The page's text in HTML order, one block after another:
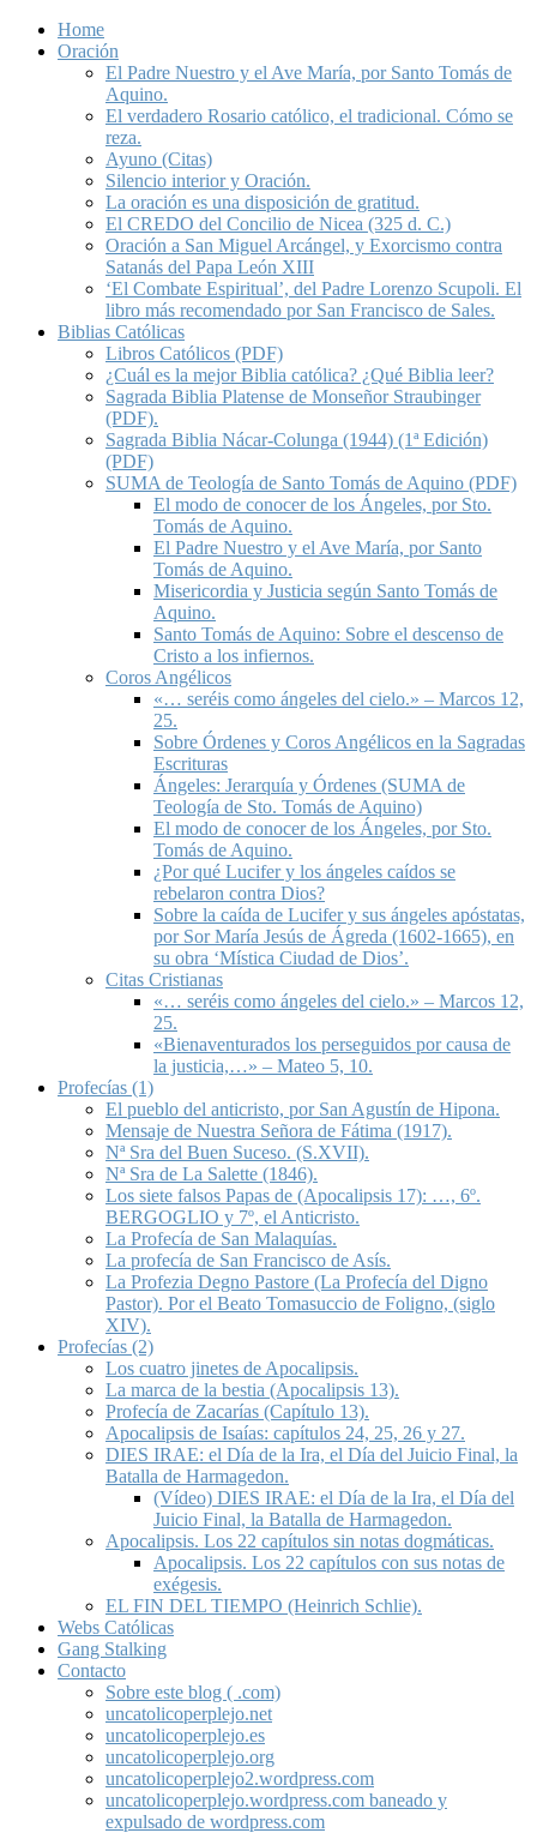
Home
Oración
El Padre Nuestro y el Ave María, por Santo Tomás de
Aquino.
El verdadero Rosario católico, el tradicional. Cómo se
reza.
Ayuno (Citas)
Silencio interior y Oración.
La oración es una disposición de gratitud.
El CREDO del Concilio de Nicea (325 d. C.)
Oración a San Miguel Arcángel, y Exorcismo contra
Satanás del Papa León XIII
‘El Combate Espiritual’, del Padre Lorenzo Scupoli. El
libro más recomendado por San Francisco de Sales.
Biblias Católicas
Libros Católicos (PDF)
¿Cuál es la mejor Biblia católica? ¿Qué Biblia leer?
Sagrada Biblia Platense de Monseñor Straubinger
(PDF).
Sagrada Biblia Nácar-Colunga (1944) (1ª Edición)
(PDF)
SUMA de Teología de Santo Tomás de Aquino (PDF)
El modo de conocer de los Ángeles, por Sto.
Tomás de Aquino.
El Padre Nuestro y el Ave María, por Santo
Tomás de Aquino.
Misericordia y Justicia según Santo Tomás de
Aquino.
Santo Tomás de Aquino: Sobre el descenso de
Cristo a los infiernos.
Coros Angélicos
«… seréis como ángeles del cielo.» – Marcos 12,
25.
Sobre Órdenes y Coros Angélicos en la Sagradas
Escrituras
Ángeles: Jerarquía y Órdenes (SUMA de
Teología de Sto. Tomás de Aquino)
El modo de conocer de los Ángeles, por Sto.
Tomás de Aquino.
¿Por qué Lucifer y los ángeles caídos se
rebelaron contra Dios?
Sobre la caída de Lucifer y sus ángeles apóstatas,
por Sor María Jesús de Ágreda (1602-1665), en
su obra ‘Mística Ciudad de Dios’.
Citas Cristianas
«… seréis como ángeles del cielo.» – Marcos 12,
25.
«Bienaventurados los perseguidos por causa de
la justicia,…» – Mateo 5, 10.
Profecías (1)
El pueblo del anticristo, por San Agustín de Hipona.
Mensaje de Nuestra Señora de Fátima (1917).
Nª Sra del Buen Suceso. (S.XVII).
Nª Sra de La Salette (1846).
Los siete falsos Papas de (Apocalipsis 17): …, 6º.
BERGOGLIO y 7º, el Anticristo.
La Profecía de San Malaquías.
La profecía de San Francisco de Asís.
La Profezia Degno Pastore (La Profecía del Digno
Pastor). Por el Beato Tomasuccio de Foligno, (siglo
XIV).
Profecías (2)
Los cuatro jinetes de Apocalipsis.
La marca de la bestia (Apocalipsis 13).
Profecía de Zacarías (Capítulo 13).
Apocalipsis de Isaías: capítulos 24, 25, 26 y 27.
DIES IRAE: el Día de la Ira, el Día del Juicio Final, la
Batalla de Harmagedon.
(Vídeo) DIES IRAE: el Día de la Ira, el Día del
Juicio Final, la Batalla de Harmagedon.
Apocalipsis. Los 22 capítulos sin notas dogmáticas.
Apocalipsis. Los 22 capítulos con sus notas de
exégesis.
EL FIN DEL TIEMPO (Heinrich Schlie).
Webs Católicas
Gang Stalking
Contacto
Sobre este blog ( .com)
uncatolicoperplejo.net
uncatolicoperplejo.es
uncatolicoperplejo.org
uncatolicoperplejo2.wordpress.com
uncatolicoperplejo.wordpress.com baneado y
expulsado de wordpress.com